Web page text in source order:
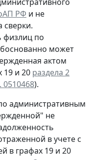
РФ и не
сверки.
физлиц по
может
актом
19 и 20 раздела 2
0510468).
административным
не
в учете с
в графах 19 и 20